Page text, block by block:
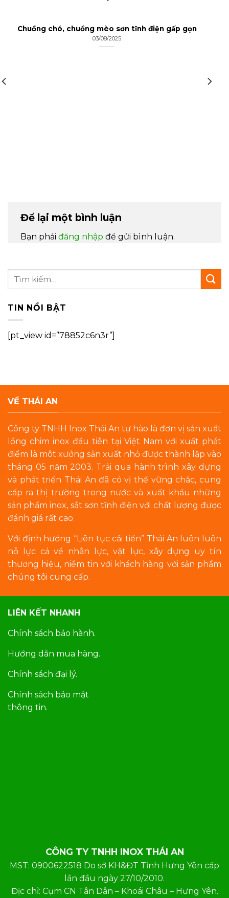
Chuồng chó, chuồng mèo sơn tĩnh điện gấp gọn
03/08/2025
Để lại một bình luận
Bạn phải đăng nhập để gửi bình luận.
TIN NỔI BẬT
[pt_view id=”78852c6n3r”]
VỀ THÁI AN
Công ty TNHH Inox Thái An tự hào là đơn vị sản xuất
lồng chim inox đầu tiên tại Việt Nam với xuất phát
điểm là môt xưởng sản xuất nhỏ được thành lập vào
tháng 05 năm 2003. Trải qua hành trình xây dựng
và phát triển Thái An đã có vị thế vững chắc, cung
cấp ra thị trường trong nước và xuất khẩu những
sản phẩm inox, sắt sơn tĩnh điện với chất lượng được
đánh giá rất cao.
Với định hướng “Liên tục cải tiến” Thái An luôn luôn
nỗ lực cả về nhân lực, vật lực, xây dựng uy tín
thương hiệu, niềm tin với khách hàng với sản phẩm
chúng tôi cung cấp.
LIÊN KẾT NHANH
Chính sách bảo hành.
Hướng dẫn mua hàng.
Chính sách đại lý.
Chính sách bảo mật
thông tin.
CÔNG TY TNHH INOX THÁI AN
MST: 0900622518 Do sở KH&ĐT Tỉnh Hưng Yên cấp
lần đầu ngày 27/10/2010.
Địc chỉ: Cụm CN Tân Dân – Khoái Châu – Hưng Yên.